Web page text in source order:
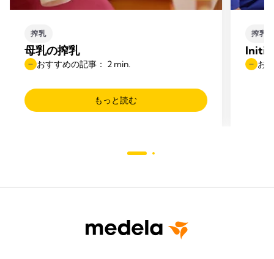
搾乳
母乳の搾乳
おすすめの記事： 2 min.
もっと読む
搾乳
お